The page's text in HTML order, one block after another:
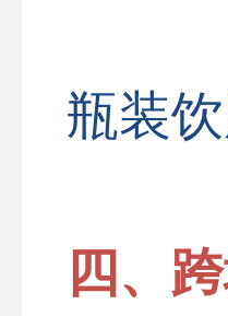
瓶装
四、